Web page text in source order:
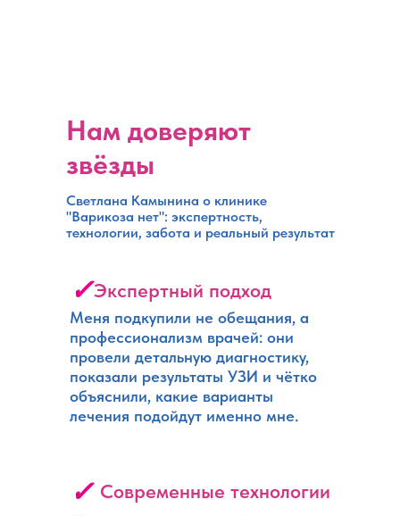
✓ Современные технологии
✓Экспертный подход
Меня подкупили не обещания, а
профессионализм врачей: они
провели детальную диагностику,
показали результаты УЗИ и чётко
объяснили, какие варианты
лечения подойдут именно мне.
Нам доверяют
звёзды
Светлана Камынина о клинике
"Варикоза нет": экспертность,
технологии, забота и реальный результат